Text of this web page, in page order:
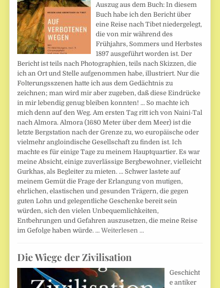
Auszug aus dem Buch: In diesem
Buch habe ich den Bericht über
eine Reise nach Tibet niedergelegt,
die von mir während des
Frühjahrs, Sommers und Herbstes
1897 ausgeführt worden ist. Der
Bericht ist teils nach Photographien, teils nach Skizzen, die
ich an Ort und Stelle aufgenommen habe, illustriert. Nur die
Folterungsszenen hatte ich aus dem Gedächtnis zu
zeichnen; man wird mir aber zugeben, daß diese Eindrücke
in mir lebendig genug bleiben konnten! ... So machte ich
mich denn auf den Weg. Am ersten Tag ritt ich von Naini-Tal
nach Almora. Almora (1680 Meter über dem Meer) ist die
letzte Bergstation nach der Grenze zu, wo europäische oder
vielmehr angloindische Gesellschaft zu finden ist. Ich
machte es für einige Tage zu meinem Hauptquartier. Es war
meine Absicht, einige zuverlässige Bergbewohner, vielleicht
Gurkhas, als Begleiter zu mieten. ... Schwer lastete auf
meinem Gemüt die Frage der Erlangung von mutigen,
ehrlichen, elastischen und gesunden Trägern, die gegen
guten Lohn und gelegentliche Geschenke bereit sein
würden, sich den vielen Unbequemlichkeiten,
Entbehrungen und Gefahren auszusetzen, die meine Reise
im Gefolge haben würde. ...Weiterlesen …
Die Wiege der Zivilisation
Geschicht
e antiker